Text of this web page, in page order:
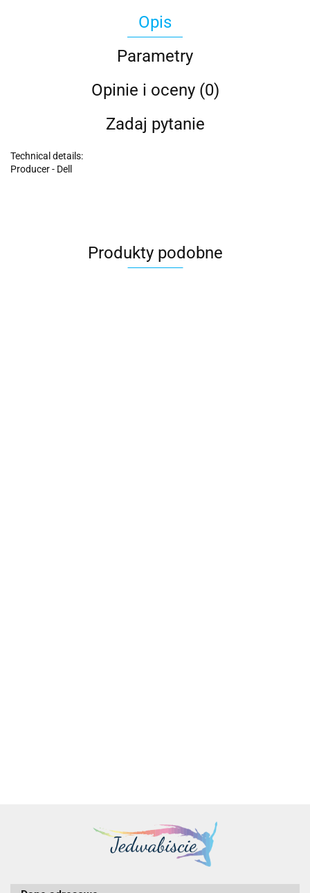
Opis
Parametry
Opinie i oceny (0)
Zadaj pytanie
Technical details:
Producer - Dell
Produkty podobne